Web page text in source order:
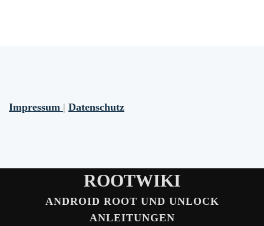
Impressum | Datenschutz
ROOTWIKI
ANDROID ROOT UND UNLOCK
ANLEITUNGEN